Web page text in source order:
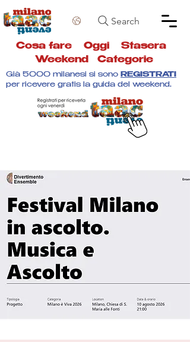
Search
Cosa fare Oggi Stasera
Weekend
Categorie
Già 5000 milanesi si sono REGISTRATI
per ricevere gratis la guida del weekend.